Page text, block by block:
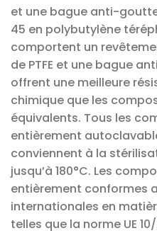
et une bague anti-
45 en polybutylène
comportent un
de PTFE et une bague
offrent une meilleure
chimique que les
équivalents. Tous les
entièrement
conviennent à la
jusqu’à 180°C. Les
entièrement conformes
internationales en
telles que la norme UE 10/